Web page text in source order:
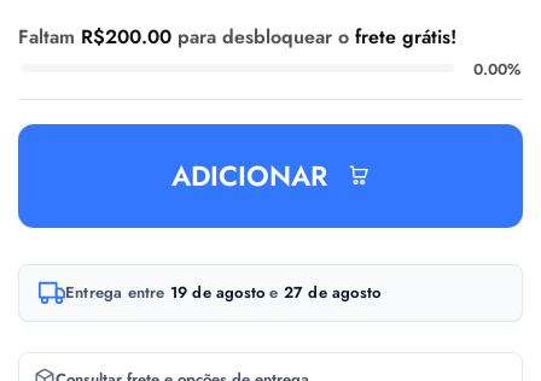
Faltam R$200.00 para desbloquear o frete grátis!
0.00%
ADICIONAR
A
Entrega entre 19 de agosto e 27 de agosto